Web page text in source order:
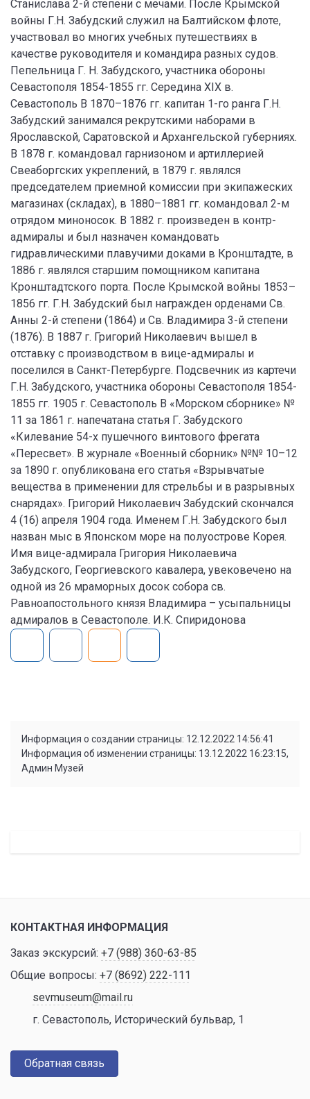
Станислава 2-й степени с мечами. После Крымской
войны Г.Н. Забудский служил на Балтийском флоте,
участвовал во многих учебных путешествиях в
качестве руководителя и командира разных судов.
Пепельница Г. Н. Забудского, участника обороны
Севастополя 1854-1855 гг. Середина XIX в.
Севастополь В 1870–1876 гг. капитан 1-го ранга Г.Н.
Забудский занимался рекрутскими наборами в
Ярославской, Саратовской и Архангельской губерниях.
В 1878 г. командовал гарнизоном и артиллерией
Свеаборгских укреплений, в 1879 г. являлся
председателем приемной комиссии при экипажеских
магазинах (складах), в 1880–1881 гг. командовал 2-м
отрядом миноносок. В 1882 г. произведен в контр-
адмиралы и был назначен командовать
гидравлическими плавучими доками в Кронштадте, в
1886 г. являлся старшим помощником капитана
Кронштадтского порта. После Крымской войны 1853–
1856 гг. Г.Н. Забудский был награжден орденами Св.
Анны 2-й степени (1864) и Св. Владимира 3-й степени
(1876). В 1887 г. Григорий Николаевич вышел в
отставку с производством в вице-адмиралы и
поселился в Санкт-Петербурге. Подсвечник из картечи
Г.Н. Забудского, участника обороны Севастополя 1854-
1855 гг. 1905 г. Севастополь В «Морском сборнике» №
11 за 1861 г. напечатана статья Г. Забудского
«Килевание 54-х пушечного винтового фрегата
«Пересвет». В журнале «Военный сборник» №№ 10–12
за 1890 г. опубликована его статья «Взрывчатые
вещества в применении для стрельбы и в разрывных
снарядах». Григорий Николаевич Забудский скончался
4 (16) апреля 1904 года. Именем Г.Н. Забудского был
назван мыс в Японском море на полуострове Корея.
Имя вице-адмирала Григория Николаевича
Забудского, Георгиевского кавалера, увековечено на
одной из 26 мраморных досок собора св.
Равноапостольного князя Владимира – усыпальницы
адмиралов в Севастополе. И.К. Спиридонова
Информация о создании страницы: 12.12.2022 14:56:41
Информация об изменении страницы: 13.12.2022 16:23:15,
Админ Музей
КОНТАКТНАЯ ИНФОРМАЦИЯ
Заказ экскурсий: +7 (988) 360-63-85
Общие вопросы: +7 (8692) 222-111
sevmuseum@mail.ru
г. Севастополь, Исторический бульвар, 1
Обратная связь